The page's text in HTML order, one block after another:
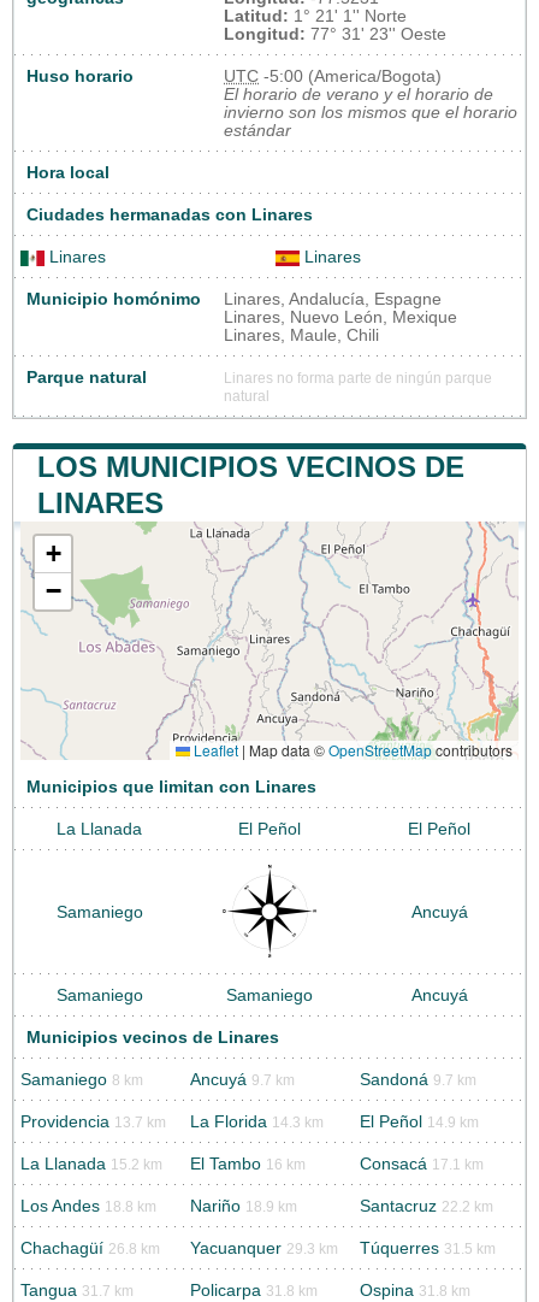
Latitud: 1° 21' 1'' Norte
Longitud: 77° 31' 23'' Oeste
Huso horario UTC -5:00 (America/Bogota)
El horario de verano y el horario de
invierno son los mismos que el horario
estándar
Hora local
Ciudades hermanadas con Linares
Linares Linares
Municipio homónimo
Linares, Andalucía, Espagne
Linares, Nuevo León, Mexique
Linares, Maule, Chili
Parque natural
Linares no forma parte de ningún parque
natural
LOS MUNICIPIOS VECINOS DE
LINARES
+
−
Leaflet | Map data ©OpenStreetMapcontributors
Municipios que limitan con Linares
La Llanada El Peñol El Peñol
Samaniego Ancuyá
Samaniego Samaniego Ancuyá
Municipios vecinos de Linares
Samaniego 8 km Ancuyá 9.7 km Sandoná 9.7 km
Providencia 13.7 km La Florida 14.3 km El Peñol 14.9 km
La Llanada 15.2 km El Tambo 16 km Consacá 17.1 km
Los Andes 18.8 km Nariño 18.9 km Santacruz 22.2 km
Chachagüí 26.8 km Yacuanquer 29.3 km Túquerres 31.5 km
Tangua 31.7 km Policarpa 31.8 km Ospina 31.8 km